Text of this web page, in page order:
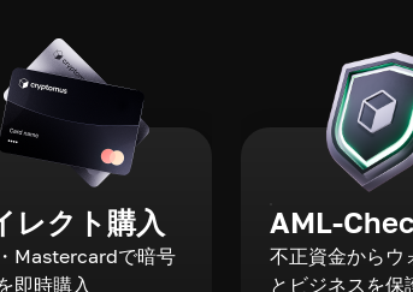
レクト購入
Mastercardで暗号
即時購入
AML-
不正資金からウ
とビジネスを保